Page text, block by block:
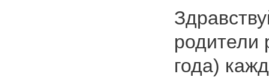
родители
года)